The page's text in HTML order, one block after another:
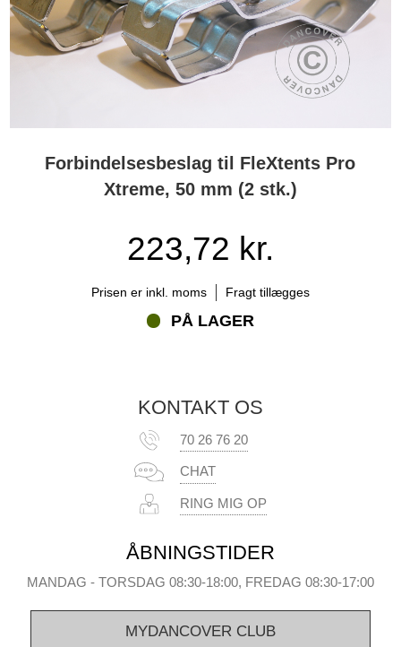
Forbindelsesbeslag til FleXtents Pro
Xtreme, 50 mm (2 stk.)
223,72 kr.
Prisen er inkl. moms Fragt tillægges
PÅ LAGER
KONTAKT OS
70 26 76 20
CHAT
RING MIG OP
ÅBNINGSTIDER
MANDAG - TORSDAG 08:30-18:00, FREDAG 08:30-17:00
MYDANCOVER CLUB